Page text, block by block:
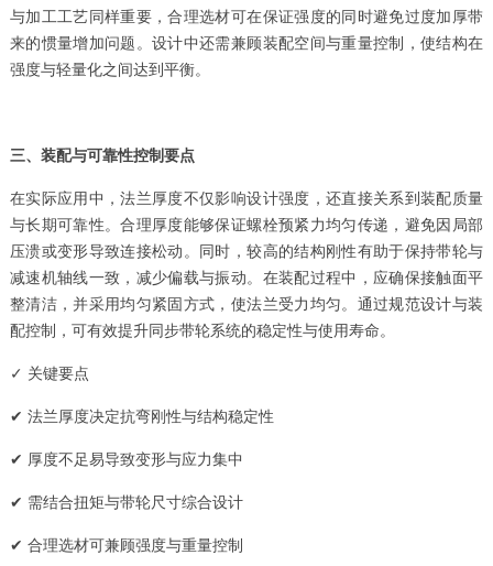
与加工工艺同样重要，合理选材可在保证强度的同时避免过度加厚带
来的惯量增加问题。设计中还需兼顾装配空间与重量控制，使结构在
强度与轻量化之间达到平衡。
三、装配与可靠性控制要点
在实际应用中，法兰厚度不仅影响设计强度，还直接关系到装配质量
与长期可靠性。合理厚度能够保证螺栓预紧力均匀传递，避免因局部
压溃或变形导致连接松动。同时，较高的结构刚性有助于保持带轮与
减速机轴线一致，减少偏载与振动。在装配过程中，应确保接触面平
整清洁，并采用均匀紧固方式，使法兰受力均匀。通过规范设计与装
配控制，可有效提升同步带轮系统的稳定性与使用寿命。
✓ 关键要点
✔ 法兰厚度决定抗弯刚性与结构稳定性
✔ 厚度不足易导致变形与应力集中
✔ 需结合扭矩与带轮尺寸综合设计
✔ 合理选材可兼顾强度与重量控制